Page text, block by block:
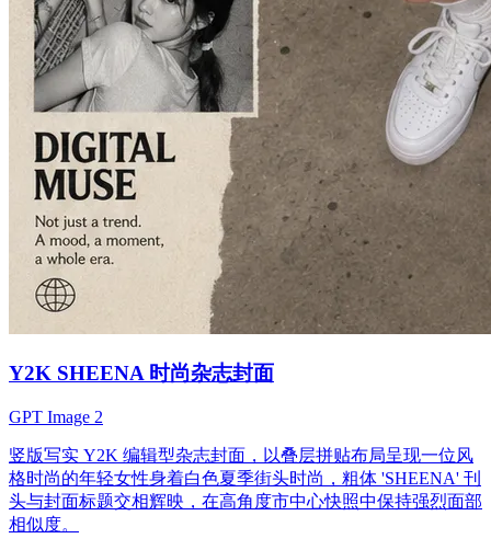
Y2K SHEENA 时尚杂志封面
GPT Image 2
竖版写实 Y2K 编辑型杂志封面，以叠层拼贴布局呈现一位风
格时尚的年轻女性身着白色夏季街头时尚，粗体 'SHEENA' 刊
头与封面标题交相辉映，在高角度市中心快照中保持强烈面部
相似度。